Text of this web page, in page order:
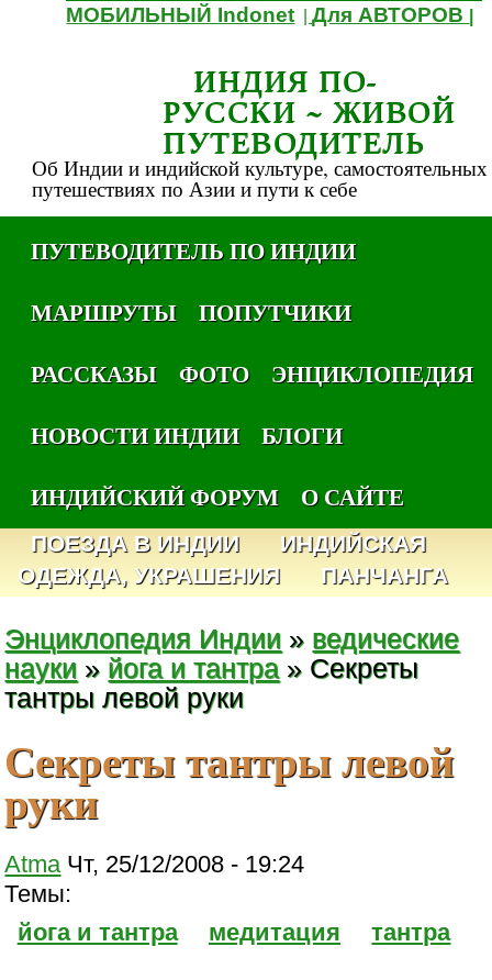
МОБИЛЬНЫЙ Indonet |Для АВТОРОВ
ИНДИЯ ПО-
РУССКИ ~ ЖИВОЙ
ПУТЕВОДИТЕЛЬ
Об Индии и индийской культуре, самостоятельных
путешествиях по Азии и пути к себе
ПУТЕВОДИТЕЛЬ ПО ИНДИИ
МАРШРУТЫ
ПОПУТЧИКИ
РАССКАЗЫ
ФОТО
ЭНЦИКЛОПЕДИЯ
НОВОСТИ ИНДИИ
БЛОГИ
ИНДИЙСКИЙ ФОРУМ
О САЙТЕ
ПОЕЗДА В ИНДИИ
ИНДИЙСКАЯ
ОДЕЖДА, УКРАШЕНИЯ
ПАНЧАНГА
Энциклопедия Индии » ведические
науки » йога и тантра » Секреты
тантры левой руки
Секреты тантры левой
руки
Atma Чт, 25/12/2008 - 19:24
Темы:
йога и тантра
медитация тантра